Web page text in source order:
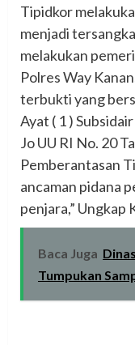
Tipidkor
menjadi
melakukan
Polres Way
terbukti yang
Ayat ( 1 )
Jo UU RI No. 20
Pemberantasan
ancaman pidana
penjara,” Ungkap
Baca Juga
Tumpukan